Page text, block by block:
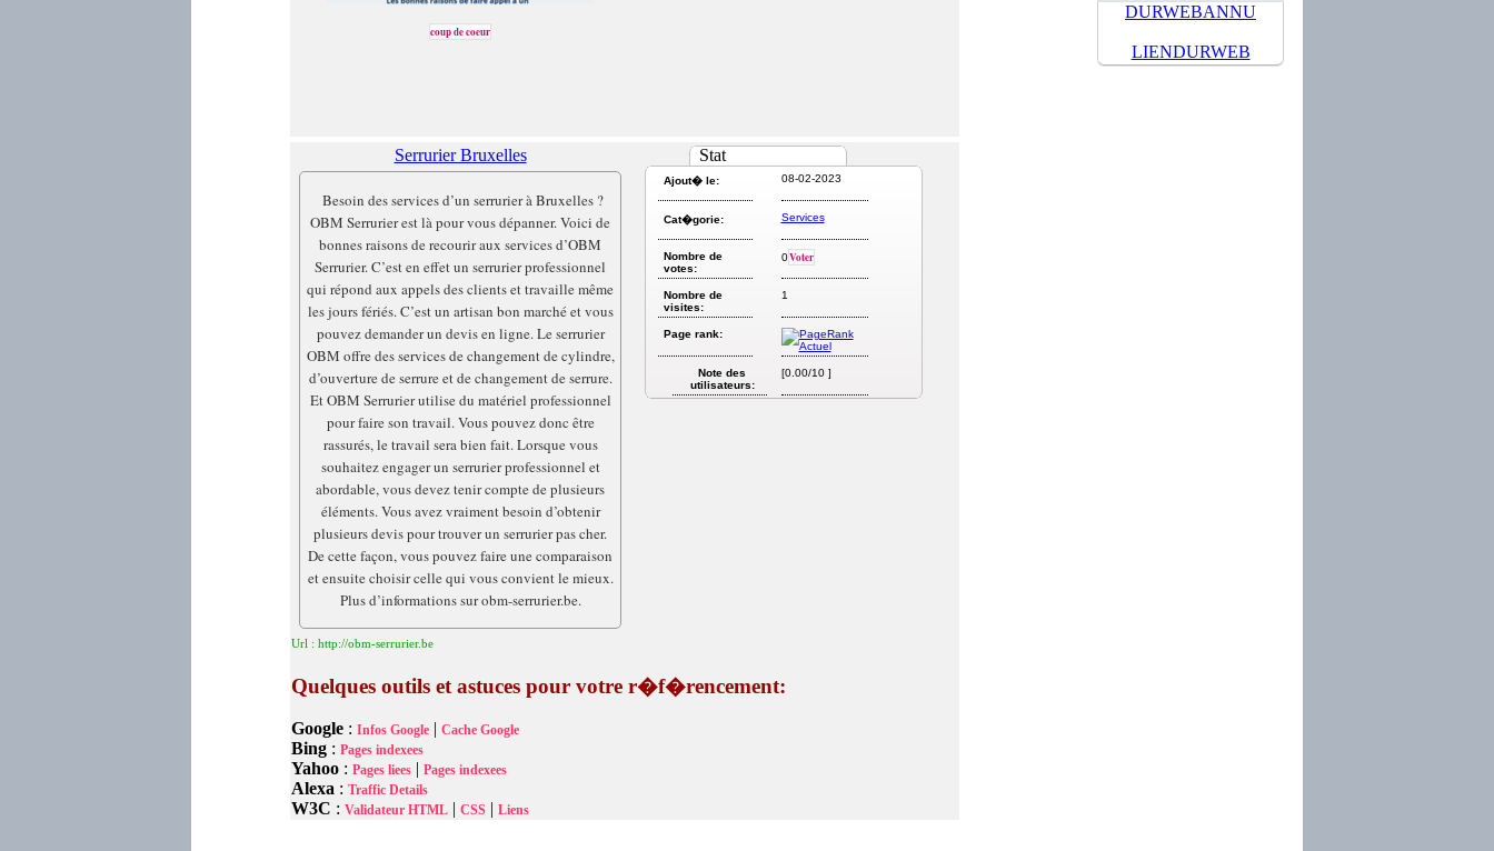
DURWEBANNU
LIENDURWEB
coup de coeur
Stat
Ajout� le: 08-02-2023
Cat�gorie: Services
Nombre de
votes:
0Voter
Nombre de
visites:
1
Page rank:
Note des
utilisateurs:
[0.00/10 ]
Serrurier Bruxelles
Besoin des services d’un serrurier à Bruxelles ?
OBM Serrurier est là pour vous dépanner. Voici de
bonnes raisons de recourir aux services d’OBM
Serrurier. C’est en effet un serrurier professionnel
qui répond aux appels des clients et travaille même
les jours fériés. C’est un artisan bon marché et vous
pouvez demander un devis en ligne. Le serrurier
OBM offre des services de changement de cylindre,
d’ouverture de serrure et de changement de serrure.
Et OBM Serrurier utilise du matériel professionnel
pour faire son travail. Vous pouvez donc être
rassurés, le travail sera bien fait. Lorsque vous
souhaitez engager un serrurier professionnel et
abordable, vous devez tenir compte de plusieurs
éléments. Vous avez vraiment besoin d’obtenir
plusieurs devis pour trouver un serrurier pas cher.
De cette façon, vous pouvez faire une comparaison
et ensuite choisir celle qui vous convient le mieux.
Plus d’informations sur obm-serrurier.be.
Url : http://obm-serrurier.be
Quelques outils et astuces pour votre r�f�rencement:
Google : Infos Google | Cache Google
Bing : Pages indexees
Yahoo : Pages liees | Pages indexees
Alexa : Traffic Details
W3C : Validateur HTML | CSS | Liens